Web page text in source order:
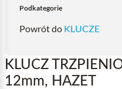
Podkategorie
Powrót do KLUCZE
KLUCZ
12mm, HAZET